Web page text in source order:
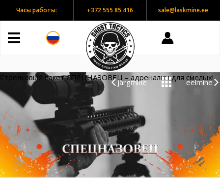
Часы работы:
ежедневно с 10:00
+372 555 85 416 sale@laskmine.ee
järgmine eelmine
Стрелковый пакет СПЕЦНАЗОВЕЦ – адреналин для смелых!